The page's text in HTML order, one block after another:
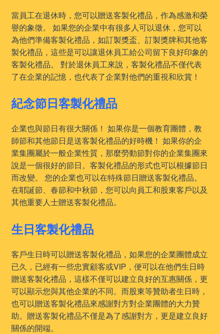
當員工在退休時，您可以贈送客製化禮品，作為感激和榮
譽的象徵。 如果您的企業中有很多人可以退休，您可以
為他們準備客製化禮品，如訂製獎盃、訂製獎牌和其他客
製化禮品，這些是可以讓退休員工給公司留下良好印象的
客製化禮品。 對於退休員工來說，客製化禮品不僅代表
了在企業的記憶，也代表了企業對他們的重視和欣賞！
紀念節日客製化禮品
企業也與節日有很大關係！ 如果你是一個教育團體，教
師節和其他節日是送客製化禮品的好時機！ 如果你的企
業集團屬於一般企業性質，那麼勞動節對你的企業集團來
說是一個很好的節日。客製化禮品的形式也可以根據節日
而改變。 您的企業也可以在特殊節日贈送客製化禮品。
在耶誕節、春節和中秋節，您可以向員工和股東客戶以及
其他重要人士贈送客製化禮品。
生日客製化禮品
客戶生日時可以贈送客製化禮品，如果您的企業團體成立
已久，已經有一些忠實顧客或VIP，便可以在他們生日時
贈送客製化禮品，這樣不僅可以建立良好的互惠關係，更
可以顯示您與其他企業的不同。而股東等贊助者生日時，
也可以贈送客製化禮品來感謝對方對企業團體的大力贊
助。贈送客製化禮品不僅是為了感謝對方，更是建立良好
關係的開端。